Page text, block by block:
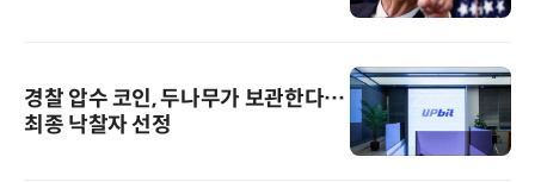
경찰 압수 코인, 두나무가 보관한다…
최종 낙찰자 선정